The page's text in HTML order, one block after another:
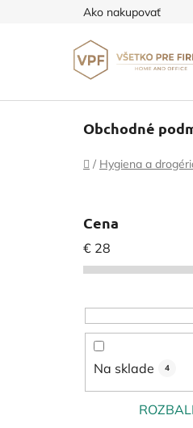
Ako nakupovať
Obchodné
Domov
/ Hygiena a
Cena
€ 28
Na sklade 4